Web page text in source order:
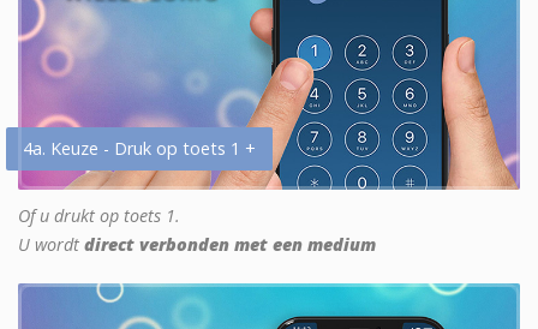
4a. Keuze - Druk op toets 1 +
Of u drukt op toets 1.
U wordt direct verbonden met een medium